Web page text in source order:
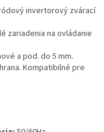
invertorový zvárací
zariadenia na ovládanie
a pod. do 5 mm.
Kompatibilné pre